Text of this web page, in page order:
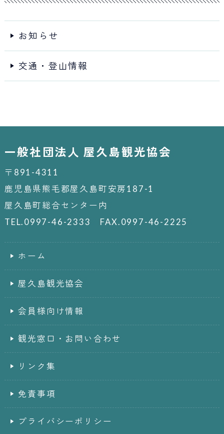
お知らせ
交通・登山情報
一般社団法人 屋久島観光協会
〒891-4311
鹿児島県熊毛郡屋久島町安房187-1
屋久島町総合センター内
TEL.0997-46-2333 FAX.0997-46-2225
ホーム
屋久島観光協会
会員様向け情報
観光窓口・お問い合わせ
リンク集
免責事項
プライバシーポリシー